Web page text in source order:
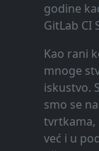
godine
GitLab CI
Kao rani
mnoge
iskustvo.
smo se
tvrtkama,
već i u